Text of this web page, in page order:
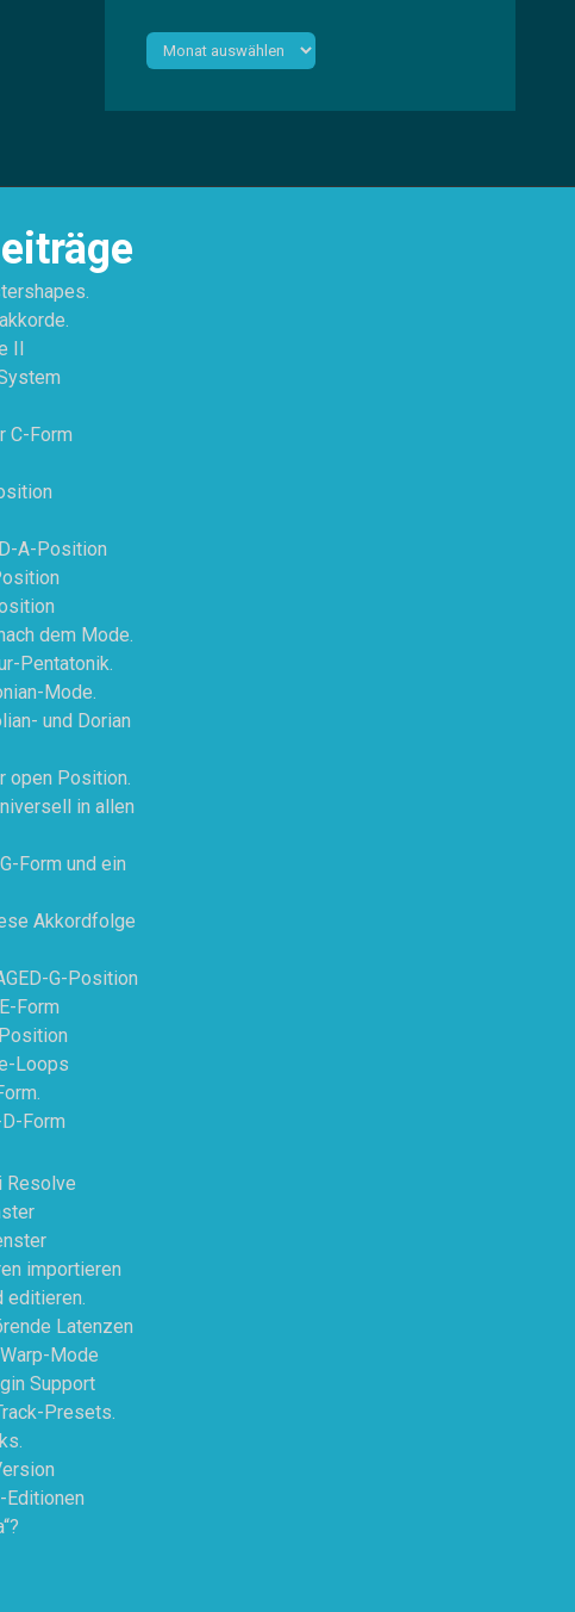
Archiv
II
C-Form
A-Position
dem Mode.
Pentatonik.
Mode.
und Dorian
open Position.
in allen
Form und ein
Akkordfolge
G-Position
Form
Loops
Form
Resolve
importieren
editieren.
Latenzen
Mode
Support
Presets.
Editionen